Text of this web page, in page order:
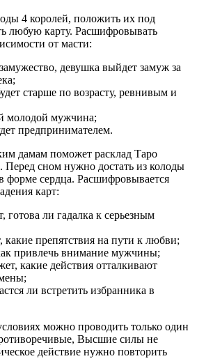
4 королей, положить их под
любую карту. Расшифровывать
от масти:
девушка выйдет замуж за
старше по возрасту, ревнивым и
молодой мужчина;
предпринимателем.
дамам поможет расклад Таро
Перед сном нужно достать из колоды
форме сердца. Расшифровывается
карт:
готова ли гадалка к серьезным
какие препятствия на пути к любви;
привлечь внимание мужчины;
какие действия отталкивают
ли встретить избранника в
можно проводить только один
Высшие силы не
действие нужно повторить